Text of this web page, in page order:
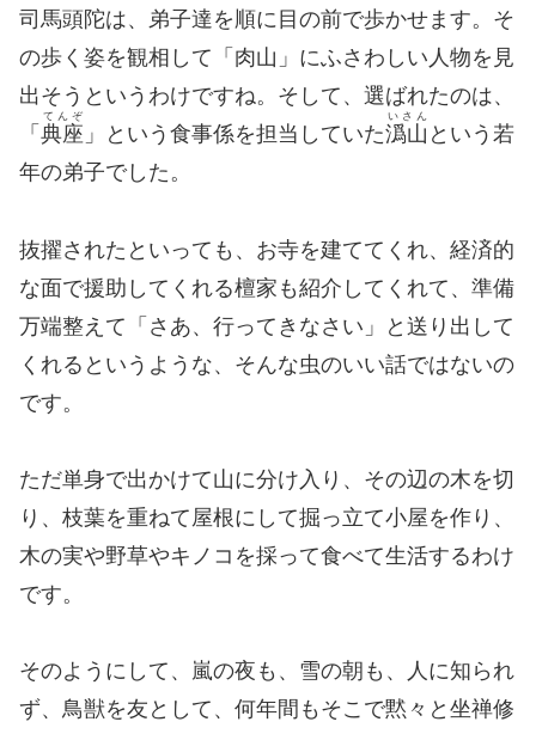
司馬頭陀は、弟子達を順に目の前で歩かせます。そ
の歩く姿を観相して「肉山」にふさわしい人物を見
出そうというわけですね。そして、選ばれたのは、
「 典座
てんぞ
」という食事係を担当していた潙山
いさん
という若
年の弟子でした。
抜擢されたといっても、お寺を建ててくれ、経済的
な面で援助してくれる檀家も紹介してくれて、準備
万端整えて「さあ、行ってきなさい」と送り出して
くれるというような、そんな虫のいい話ではないの
です。
ただ単身で出かけて山に分け入り、その辺の木を切
り、枝葉を重ねて屋根にして掘っ立て小屋を作り、
木の実や野草やキノコを採って食べて生活するわけ
です。
そのようにして、嵐の夜も、雪の朝も、人に知られ
ず、鳥獣を友として、何年間もそこで黙々と坐禅修